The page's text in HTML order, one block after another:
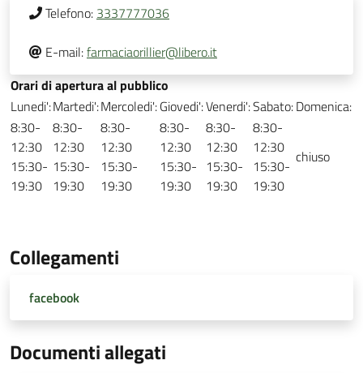
Telefono: 3337777036
E-mail:farmaciaorillier@libero.it
Orari di apertura al pubblico
Lunedi':Martedi':Mercoledi':Giovedi':Venerdi':Sabato:Domenica:
8:30-
12:30
15:30-
19:30
8:30-
12:30
15:30-
19:30
8:30-
12:30
15:30-
19:30
8:30-
12:30
15:30-
19:30
8:30-
12:30
15:30-
19:30
8:30-
12:30
15:30-
19:30
chiuso
Collegamenti
facebook
Documenti allegati